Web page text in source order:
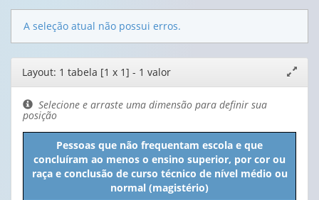
A seleção atual não possui erros.
Editor
de
layout
janela
Layout: 1 tabela [1 x 1] - 1 valor
Selecione e arraste uma dimensão para definir sua
posição
Pessoas que não frequentam escola e que
concluíram ao menos o ensino superior, por cor ou
raça e conclusão de curso técnico de nível médio ou
normal (magistério)